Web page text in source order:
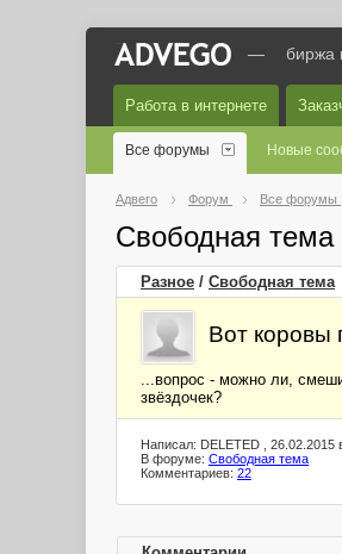
— биржа
Работа в интернете
Все форумы Новые
Адвего Форум Все форумы
Свободная
Разное / Свободная тема
Вот коровы
...вопрос - можно ли,
звёздочек?
Написал: DELETED , 26.02.2015
В форуме: Свободная тема
Комментариев: 22